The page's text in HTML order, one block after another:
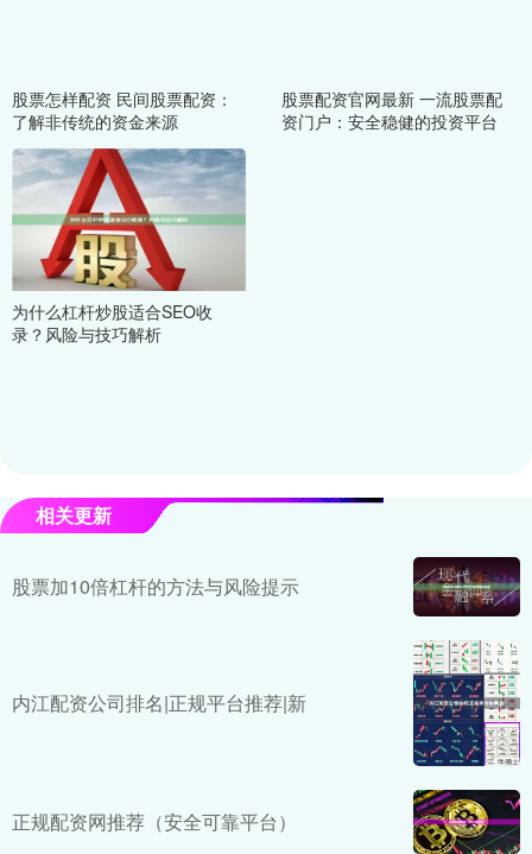
股票怎样配资 民间股票配资：
了解非传统的资金来源
股票配资官网最新 一流股票配
资门户：安全稳健的投资平台
为什么杠杆炒股适合SEO收
录？风险与技巧解析
相关更新
股票加10倍杠杆的方法与风险提示
内江配资公司排名|正规平台推荐|新
正规配资网推荐（安全可靠平台）